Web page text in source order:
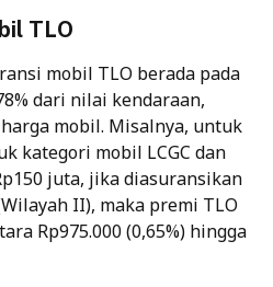
TLO
mobil TLO berada pada
dari nilai kendaraan,
mobil. Misalnya, untuk
kategori mobil LCGC dan
juta, jika diasuransikan
II), maka premi TLO
Rp975.000 (0,65%) hingga